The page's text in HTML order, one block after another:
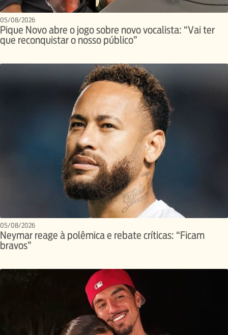
05/08/2026
Pique Novo abre o jogo sobre novo vocalista: “Vai ter
que reconquistar o nosso público”
05/08/2026
Neymar reage à polêmica e rebate críticas: “Ficam
bravos”